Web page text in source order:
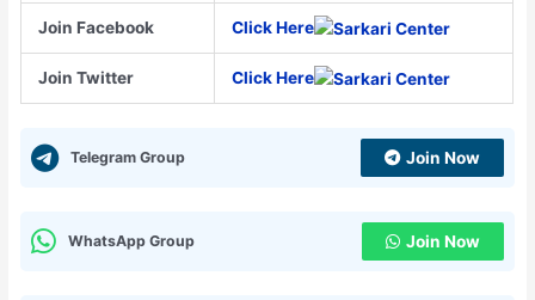
Join Facebook Click Here
Join Twitter Click Here
Telegram Group Join Now
WhatsApp Group Join Now